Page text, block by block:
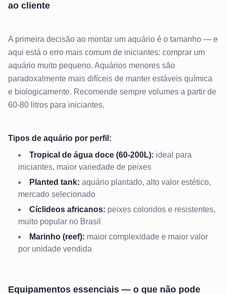
ao cliente
A primeira decisão ao montar um aquário é o tamanho — e
aqui está o erro mais comum de iniciantes: comprar um
aquário muito pequeno. Aquários menores são
paradoxalmente mais difíceis de manter estáveis química
e biologicamente. Recomende sempre volumes a partir de
60-80 litros para iniciantes.
Tipos de aquário por perfil:
Tropical de água doce (60-200L): ideal para
iniciantes, maior variedade de peixes
Planted tank: aquário plantado, alto valor estético,
mercado selecionado
Cíclideos africanos: peixes coloridos e resistentes,
muito popular no Brasil
Marinho (reef): maior complexidade e maior valor
por unidade vendida
Equipamentos essenciais — o que não pode